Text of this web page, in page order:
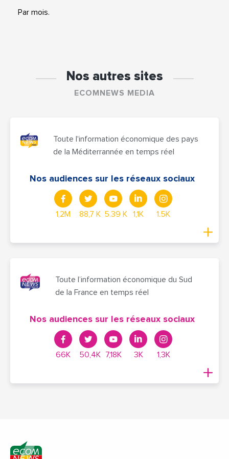
Par mois.
Nos autres sites
ECOMNEWS MEDIA
Toute l'information économique des pays
de la Méditerrannée en temps réel
Nos audiences sur les réseaux sociaux
1,2M 88,7 K 5.39 K 1,1K 1.5K
Toute l’information économique du Sud
de la France en temps réel
Nos audiences sur les réseaux sociaux
66K 50,4K 7,18K 3K 1,3K